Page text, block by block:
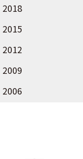
2018
2015
2012
2009
2006